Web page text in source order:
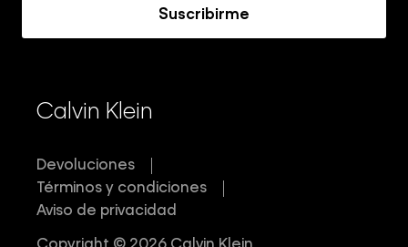
Suscribirme
Calvin Klein
Devoluciones
Términos y condiciones
Aviso de privacidad